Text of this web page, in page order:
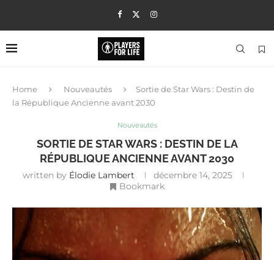
Home Nouveautés
Sortie de Star Wars : Destin de
la République Ancienne avant 2030
Nouveautés
SORTIE DE STAR WARS : DESTIN DE LA
RÉPUBLIQUE ANCIENNE AVANT 2030
written by Élodie Lambert
décembre 14, 2025
Bookmark